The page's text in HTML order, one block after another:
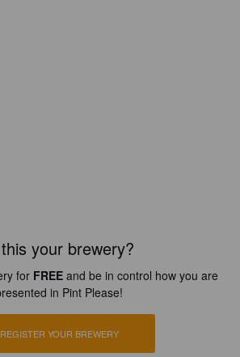
your brewery?
for FREE and be in control how you are
in Pint Please!
REGISTER YOUR BREWERY